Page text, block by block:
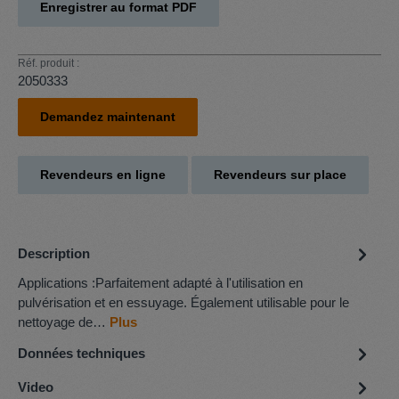
Enregistrer au format PDF
Réf. produit :
2050333
Demandez maintenant
Revendeurs en ligne Revendeurs sur place
Description
Applications :Parfaitement adapté à l'utilisation en
pulvérisation et en essuyage. Également utilisable pour le
nettoyage de… Plus
Données techniques
Video